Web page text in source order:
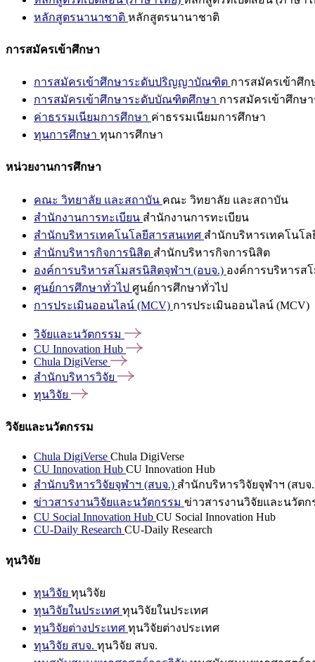
หลักสูตรนานาชาติ หลักสูตรนานาชาติ
การสมัครเข้าศึกษา
การสมัครเข้าศึกษาระดับปริญญาบัณฑิต การสมัครเข้าศึ
การสมัครเข้าศึกษาระดับบัณฑิตศึกษา การสมัครเข้าศึก
ค่าธรรมเนียมการศึกษา ค่าธรรมเนียมการศึกษา
ทุนการศึกษา ทุนการศึกษา
หน่วยงานการศึกษา
คณะ วิทยาลัย และสถาบัน คณะ วิทยาลัย และสถาบัน
สำนักงานการทะเบียน สำนักงานการทะเบียน
สำนักบริหารเทคโนโลยีสารสนเทศ สำนักบริหารเทคโนโล
สำนักบริหารกิจการนิสิต สำนักบริหารกิจการนิสิต
องค์การบริหารสโมสรนิสิตจุฬาฯ (อบจ.) องค์การบริหารส
ศูนย์การศึกษาทั่วไป ศูนย์การศึกษาทั่วไป
การประเมินออนไลน์ (MCV) การประเมินออนไลน์ (MCV)
วิจัยและนวัตกรรม
CU Innovation Hub
Chula DigiVerse
สำนักบริหารวิจัย
ทุนวิจัย
วิจัยและนวัตกรรม
Chula DigiVerse Chula DigiVerse
CU Innovation Hub CU Innovation Hub
สำนักบริหารวิจัยจุฬาฯ (สบจ.) สำนักบริหารวิจัยจุฬาฯ (สบจ
ข่าวสารงานวิจัยและนวัตกรรม ข่าวสารงานวิจัยและนวัตก
CU Social Innovation Hub CU Social Innovation Hub
CU-Daily Research CU-Daily Research
ทุนวิจัย
ทุนวิจัย ทุนวิจัย
ทุนวิจัยในประเทศ ทุนวิจัยในประเทศ
ทุนวิจัยต่างประเทศ ทุนวิจัยต่างประเทศ
ทุนวิจัย สบจ. ทุนวิจัย สบจ.